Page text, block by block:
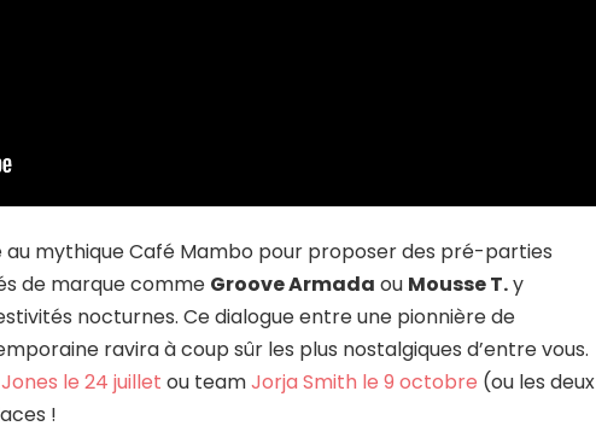
au mythique Café Mambo pour proposer des pré-parties
de marque comme Groove Armada ou Mousse T.y
nocturnes. Ce dialogue entre une pionnière de
ravira à coup sûr les plus nostalgiques d’entre vous.
le 24 juillet ou teamJorja Smith le 9 octobre (ou les deux
!